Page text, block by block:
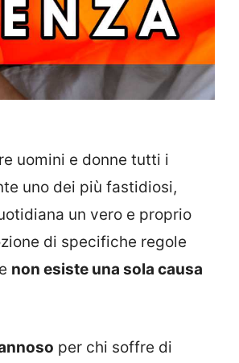
uomini e donne tutti i
uno dei più fastidiosi,
un vero e proprio
di specifiche regole
non esiste una sola causa
per chi soffre di